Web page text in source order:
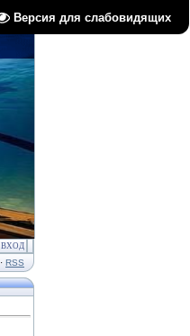
Версия для слабовидящих
ВХОД
· RSS